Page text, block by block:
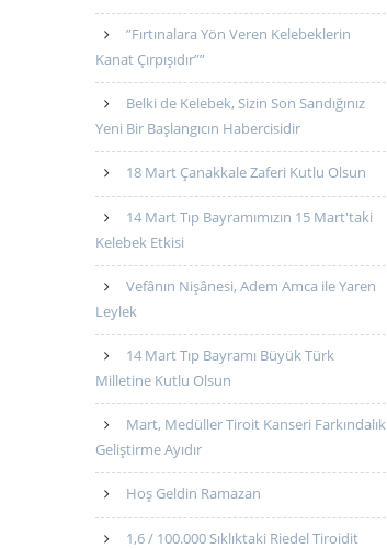
”Fırtınalara Yön Veren Kelebeklerin
Kanat Çırpışıdır””
Belki de Kelebek, Sizin Son Sandığınız
Yeni Bir Başlangıcın Habercisidir
18 Mart Çanakkale Zaferi Kutlu Olsun
14 Mart Tıp Bayramımızın 15 Mart'taki
Kelebek Etkisi
Vefânın Nişânesi, Adem Amca ile Yaren
Leylek
14 Mart Tıp Bayramı Büyük Türk
Milletine Kutlu Olsun
Mart, Medüller Tiroit Kanseri Farkındalık
Geliştirme Ayıdır
Hoş Geldin Ramazan
1,6 / 100.000 Sıklıktaki Riedel Tiroidit